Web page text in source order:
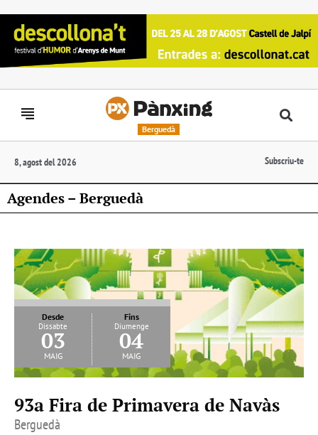
Berguedà
8, agost del 2026 Subscriu-te
Agendes – Berguedà
Desde
Dissabte
03
maig
Fins
Diumenge
04
maig
93a Fira de Primavera de Navàs
Berguedà